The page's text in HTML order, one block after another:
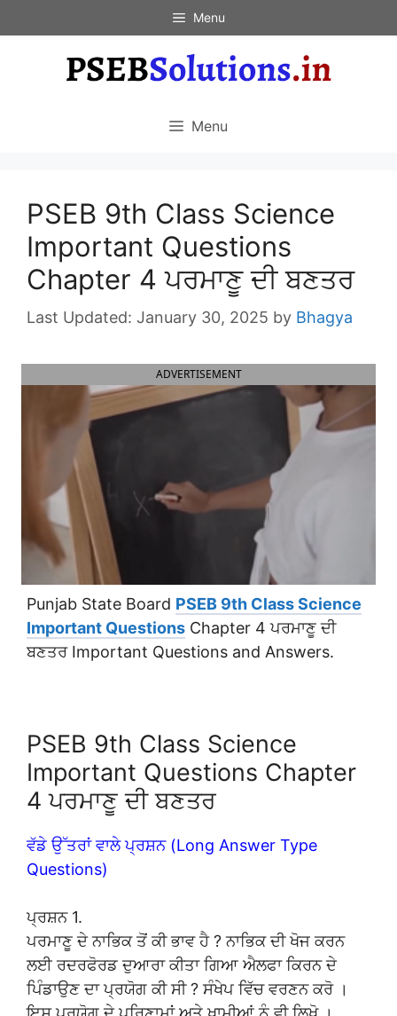
to
Menu
Menu
PSEB 9th Class Science
Important Questions
Chapter 4 ਪਰਮਾਣੂ ਦੀ ਬਣਤਰ
January 30, 2025 by Bhagya
ADVERTISEMENT
Punjab State Board PSEB 9th Class Science
Important Questions Chapter 4 ਪਰਮਾਣੂ ਦੀ
ਬਣਤਰ Important Questions and Answers.
PSEB 9th Class Science
Important Questions Chapter
4 ਪਰਮਾਣੂ ਦੀ ਬਣਤਰ
ਵੱਡੇ ਉੱਤਰਾਂ ਵਾਲੇ ਪ੍ਰਸ਼ਨ (Long Answer Type
Questions)
ਪ੍ਰਸ਼ਨ 1.
ਪਰਮਾਣੂ ਦੇ ਨਾਭਿਕ ਤੋਂ ਕੀ ਭਾਵ ਹੈ ? ਨਾਭਿਕ ਦੀ ਖੋਜ ਕਰਨ
ਲਈ ਰਦਰਫੋਰਡ ਦੁਆਰਾ ਕੀਤਾ ਗਿਆ ਐਲਫਾ ਕਿਰਨ ਦੇ
ਪਿੰਡਾਉਣ ਦਾ ਪ੍ਰਯੋਗ ਕੀ ਸੀ ? ਸੰਖੇਪ ਵਿੱਚ ਵਰਣਨ ਕਰੋ ।